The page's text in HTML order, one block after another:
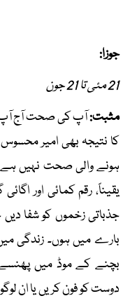
جوزا:
21 مئی تا 21 جون
مثبت:آپ کی صحت آج آپ
کا نتیجہ بھی امیر
ہونے والی صحت نہیں
یقیناً، رقم کمائی اور
جذباتی زخموں کو شفا
بارے میں ہوں۔ زندگی
بچنے کے موڈ میں
دوست کو فون کریں یا ان